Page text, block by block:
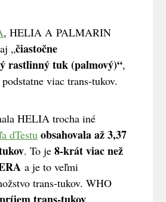
, HELIA A PALMARIN
„čiastočne
rastlinný tuk (palmový)“,
viac trans-tukov.
HELIA trocha iné
dTestu obsahovala až3,37
. To je8-krát viac než
a je to veľmi
trans-tukov. WHO